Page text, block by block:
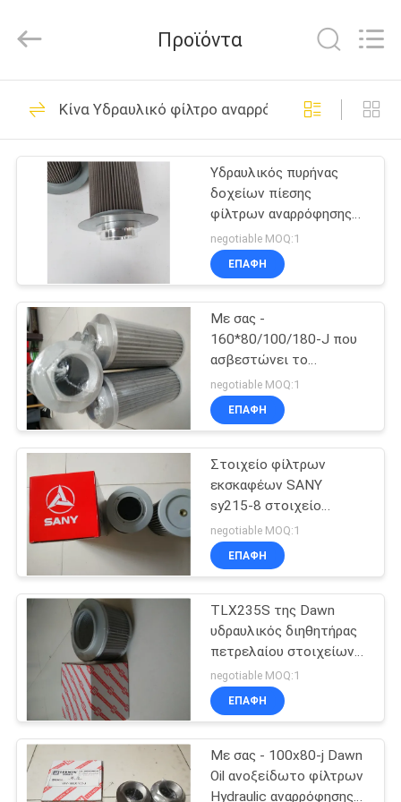
ΣΠΊΤΙ
ΠΡΟΪΌΝΤΑ
ΠΕΡΊΠΟΥ
ΕΜΕΊΣ
ΓΎΡΟΣ
ΕΡΓΟΣΤΑΣΊΩΝ
ΠΟΙΟΤΙΚΌΣ
ΈΛΕΓΧΟΣ
ΜΑΣ
ΣΕ
ΕΠΑΦΉ
ΕΙΔΉΣΕΙΣ
ΠΕΡΙΠΤΏΣΕΙΣ
Developed
Εξαρτήματα
εκσκαφέων
4
Στοιχείο φίλτρων
αεροκαθαριστήρων
105
Υδραυλικό στοιχείο
φίλτρων
πετρελαίου
Στοιχείο φίλτρων
diesel
Προϊόντα
Κίνα Υδραυλικό φίλτρο αναρρόφησης πετρελαίου
Υδραυλικός πυρήνας
δοχείων πίεσης
φίλτρων αναρρόφησης
πετρελαίου συνήθειας
negotiable MOQ:1
ΕΠΑΦΉ
Με σας -
160*80/100/180-J που
ασβεστώνει το
υδραυλικό στοιχείο
φίλτρων οθόνης με την
ίνα υάλου
negotiable MOQ:1
ΕΠΑΦΉ
Στοιχείο φίλτρων
εκσκαφέων SANY
sy215-8 στοιχείο
φίλτρων αναρρόφησης
πετρελαίου 60101257
negotiable MOQ:1
ΕΠΑΦΉ
TLX235S της Dawn
υδραυλικός διηθητήρας
πετρελαίου στοιχείων
φίλτρων Hydraulic
πετρελαίου
negotiable MOQ:1
ΕΠΑΦΉ
Με σας - 100x80-j Dawn
Oil ανοξείδωτο φίλτρων
Hydraulic αναρρόφησης